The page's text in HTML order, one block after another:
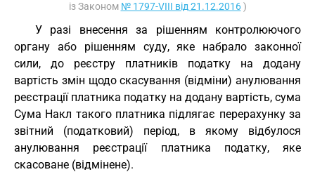
із Законом № 1797-VIII від 21.12.2016)
У разі внесення за рішенням контролюючого
органу або рішенням суду, яке набрало законної
сили, до реєстру платників податку на додану
вартість змін щодо скасування (відміни) анулювання
реєстрації платника податку на додану вартість, сума
Сума Накл такого платника підлягає перерахунку за
звітний (податковий) період, в якому відбулося
анулювання реєстрації платника податку, яке
скасоване (відмінене).